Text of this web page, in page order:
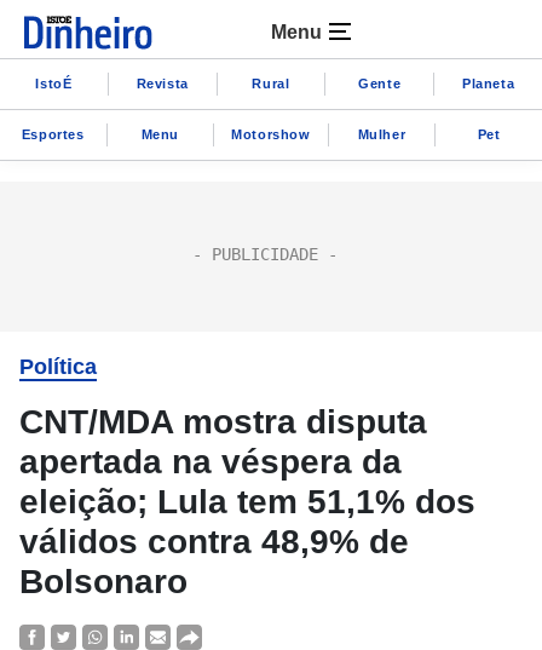
Menu
IstoÉ Revista Rural Gente Planeta
Esportes Menu Motorshow Mulher Pet
Política
CNT/MDA mostra disputa
apertada na véspera da
eleição; Lula tem 51,1% dos
válidos contra 48,9% de
Bolsonaro